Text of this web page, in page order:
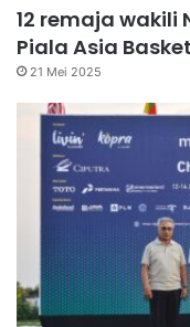
12 remaja
Piala Asia Basket
21 Mei 2025